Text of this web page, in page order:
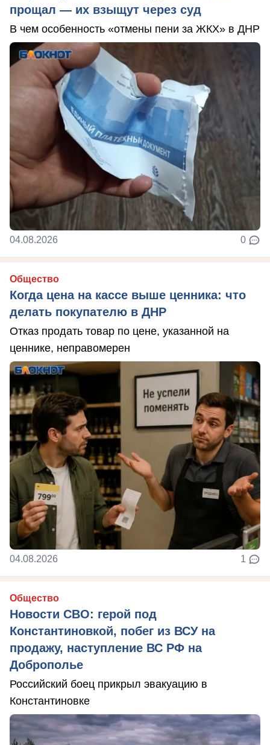
прощал — их взыщут через суд
В чем особенность «отмены пени за ЖКХ» в ДНР
04.08.2026 0
Общество
Когда цена на кассе выше ценника: что
делать покупателю в ДНР
Отказ продать товар по цене, указанной на
ценнике, неправомерен
04.08.2026 1
Общество
Новости СВО: герой под
Константиновкой, побег из ВСУ на
продажу, наступление ВС РФ на
Доброполье
Российский боец прикрыл эвакуацию в
Константиновке